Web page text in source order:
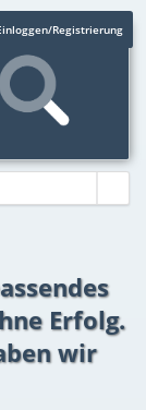
Registrierung
Erfolg.
wir